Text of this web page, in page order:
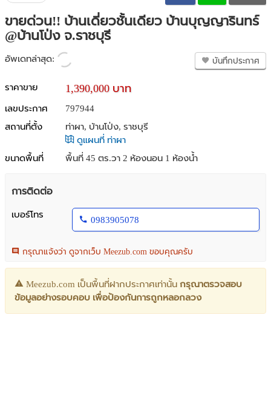
ขายด่วน!! บ้านเดี่ยวชั้นเดียว บ้านบุญญารินทร์
@บ้านโป่ง จ.ราชบุรี
อัพเดทล่าสุด: บันทึกประกาศ
ราคาขาย 1,390,000 บาท
เลขประกาศ
797944
สถานที่ตั้ง
ท่าผา, บ้านโป่ง, ราชบุรี
ดูแผนที่ ท่าผา
ขนาดพื้นที่
พื้นที่ 45 ตร.วา 2 ห้องนอน 1 ห้องน้ำ
การติดต่อ
เบอร์โทร
0983905078
กรุณาแจ้งว่า ดูจากเว็บ Meezub.com ขอบคุณครับ
Meezub.com เป็นพื้นที่ฝากประกาศเท่านั้น กรุณาตรวจสอบ
ข้อมูลอย่างรอบคอบ เพื่อป้องกันการถูกหลอกลวง